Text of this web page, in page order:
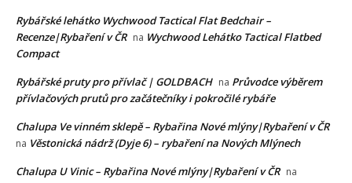
Rybářské lehátko Wychwood Tactical Flat Bedchair –
Recenze|Rybaření v ČR na Wychwood Lehátko Tactical Flatbed
Compact
Rybářské pruty pro přívlač | GOLDBACH na Průvodce výběrem
přívlačových prutů pro začátečníky i pokročilé rybáře
Chalupa Ve vinném sklepě – Rybařina Nové mlýny|Rybaření v ČR
na Věstonická nádrž (Dyje 6) – rybaření na Nových Mlýnech
Chalupa U Vinic – Rybařina Nové mlýny|Rybaření v ČR na